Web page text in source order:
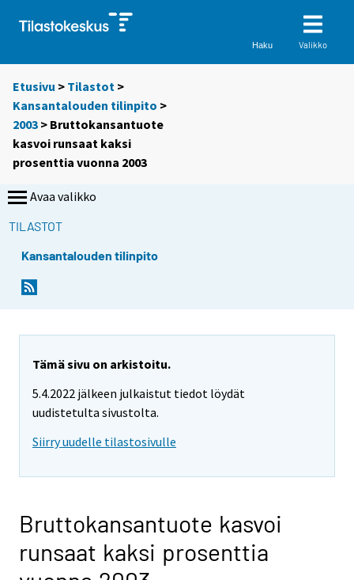
Haku Valikko
Etusivu > Tilastot >
Kansantalouden tilinpito >
2003 > Bruttokansantuote
kasvoi runsaat kaksi
prosenttia vuonna 2003
Avaa valikko
TILASTOT
Kansantalouden tilinpito
Tämä sivu on arkistoitu.
5.4.2022 jälkeen julkaistut tiedot löydät
uudistetulta sivustolta.
Siirry uudelle tilastosivulle
Bruttokansantuote kasvoi
runsaat kaksi prosenttia